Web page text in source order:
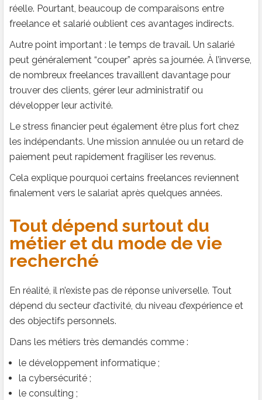
réelle. Pourtant, beaucoup de comparaisons entre
freelance et salarié oublient ces avantages indirects.
Autre point important : le temps de travail. Un salarié
peut généralement “couper” après sa journée. À l’inverse,
de nombreux freelances travaillent davantage pour
trouver des clients, gérer leur administratif ou
développer leur activité.
Le stress financier peut également être plus fort chez
les indépendants. Une mission annulée ou un retard de
paiement peut rapidement fragiliser les revenus.
Cela explique pourquoi certains freelances reviennent
finalement vers le salariat après quelques années.
Tout dépend surtout du
métier et du mode de vie
recherché
En réalité, il n’existe pas de réponse universelle. Tout
dépend du secteur d’activité, du niveau d’expérience et
des objectifs personnels.
Dans les métiers très demandés comme :
le développement informatique ;
la cybersécurité ;
le consulting ;